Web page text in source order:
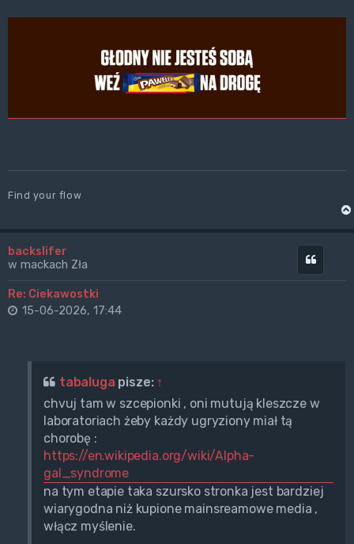
Find your flow
backslifer
w mackach Zła
Re: Ciekawostki
15-06-2026, 17:44
tabaluga pisze: ↑
chvuj tam w szcepionki , oni mutują kleszcze w
laboratoriach żeby każdy ugryziony miał tą
chorobę :
https://en.wikipedia.org/wiki/Alpha-
gal_syndrome
na tym etapie taka szursko stronka jest bardziej
wiarygodna niż kupione mainsreamowe media ,
włącz myślenie.